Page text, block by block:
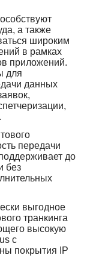
а также
широким
в рамках
приложений.
для
данных
передачи
до
без
выгодное
транкинга
высокую
с
покрытия IP